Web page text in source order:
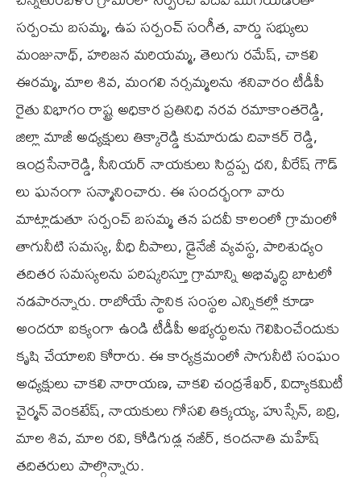
సర్పంచు బసమ్మ, ఉప సర్పంచ్ సంగీత, వార్డు సభ్యులు
మంజునాథ్, హరిజన మరియమ్మ, తెలుగు రమేష్, చాకలి
ఈరమ్మ, మాల శివ, మంగలి నర్సమ్మలను శనివారం టీడీపీ
రైతు విభాగం రాష్ట్ర అధికార ప్రతినిధి నరవ రమాకాంతరెడ్డి,
జిల్లా మాజీ అధ్యక్షులు తిక్కారెడ్డి కుమారుడు దివాకర్ రెడ్డి,
ఇంద్రసేనారెడ్డి, సీనియర్ నాయకులు సిద్దప్ప ధని, వీరేష్ గౌడ్
లు ఘనంగా సన్మానించారు. ఈ సందర్భంగా వారు
మాట్లాడుతూ సర్పంచ్ బసమ్మ తన పదవీ కాలంలో గ్రామంలో
తాగునీటి సమస్య, వీధి దీపాలు, డ్రైనేజీ వ్యవస్థ, పారిశుధ్యం
తదితర సమస్యలను పరిష్కరిస్తూ గ్రామాన్ని అభివృద్ధి బాటలో
నడపారన్నారు. రాబోయే స్థానిక సంస్థల ఎన్నికల్లో కూడా
అందరూ ఐక్యంగా ఉండి టీడీపీ అభ్యర్థులను గెలిపించేందుకు
కృషి చేయాలని కోరారు. ఈ కార్యక్రమంలో సాగునీటి సంఘం
అధ్యక్షులు చాకలి నారాయణ, చాకలి చంద్రశేఖర్, విద్యాకమిటీ
చైర్మన్ వెంకటేష్, నాయకులు గోసలి తిక్కయ్య, హుస్సేన్, బద్రి,
మాల శివ, మాల రవి, కోడిగుడ్ల నజీర్, కందనాతి మహేష్
తదితరులు పాల్గొన్నారు.